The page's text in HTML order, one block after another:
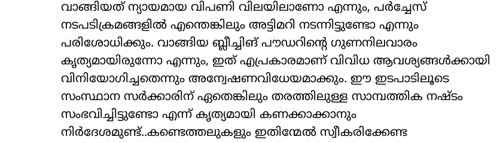
വാങ്ങിയത് ന്യായമായ വിപണി വിലയിലാണോ എന്നും, പർച്ചേസ്
നടപടിക്രമങ്ങളിൽ എന്തെങ്കിലും അട്ടിമറി നടന്നിട്ടുണ്ടോ എന്നും
പരിശോധിക്കും. വാങ്ങിയ ബ്ലീച്ചിങ് പൗഡറിന്റെ ഗുണനിലവാരം
കൃത്യമായിരുന്നോ എന്നും, ഇത് എപ്രകാരമാണ് വിവിധ ആവശ്യങ്ങൾക്കായി
വിനിയോഗിച്ചതെന്നും അന്വേഷണവിധേയമാക്കും. ഈ ഇടപാടിലൂടെ
സംസ്ഥാന സർക്കാരിന് ഏതെങ്കിലും തരത്തിലുള്ള സാമ്പത്തിക നഷ്ടം
സംഭവിച്ചിട്ടുണ്ടോ എന്ന് കൃത്യമായി കണക്കാക്കാനും
നിര്‍ദേശമുണ്ട്..കണ്ടെത്തലുകളും ഇതിന്മേൽ സ്വീകരിക്കേണ്ട